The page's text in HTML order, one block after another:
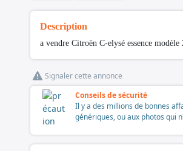
Description
a vendre Citroën C-elysé essence
Signaler cette annonce
Conseils de sécurité
Il y a des millions de bonnes
génériques, ou aux photos qui